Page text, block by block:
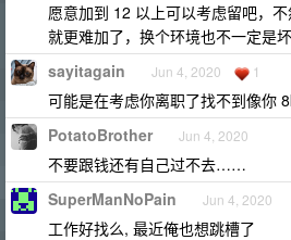
愿意加到 12 以上可以考虑留吧，
就更难加了，换个环境也不一定是
sayitagain Jun 4, 2020 1
可能是在考虑你离职了找不到像你
PotatoBrother Jun 4, 2020
不要跟钱还有自己过不去……
SuperManNoPain Jun 4, 2020
工作好找么, 最近俺也想跳槽了